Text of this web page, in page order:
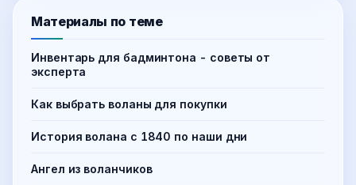
Материалы по теме
Инвентарь для бадминтона - советы от
эксперта
Как выбрать воланы для покупки
История волана с 1840 по наши дни
Ангел из воланчиков